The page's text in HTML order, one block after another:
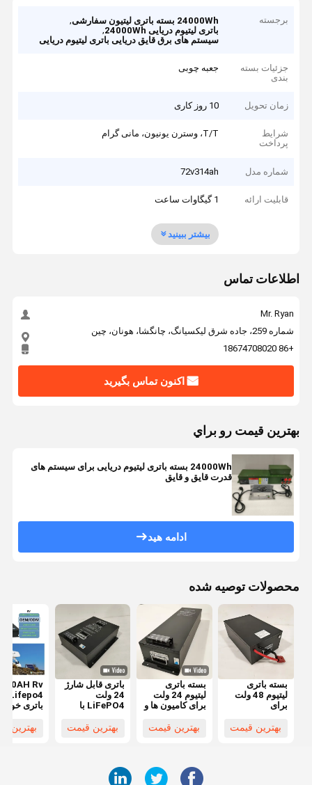
برجسته 24000Wh بسته باتری لیتیون سفارشی
,
باتری لیتیوم دریایی 24000Wh
,
سیستم های برق قایق دریایی باتری لیتیوم دریایی
جزئیات بسته
بندی
جعبه چوبی
زمان تحویل 10 روز کاری
شرایط
پرداخت
T/T، وسترن یونیون، مانی گرام
شماره مدل 72v314ah
قابلیت ارائه 1 گیگاوات ساعت
بیشتر ببینید
اطلاعات تماس
Mr. Ryan
شماره 259، جاده شرق لیکسیانگ، چانگشا، هونان، چین
+86 18674708020
اکنون تماس بگیرید
بهترين قيمت رو براي
24000Wh بسته باتری لیتیوم دریایی برای سیستم های
قدرت قایق و قایق
ادامه هید
محصولات توصیه شده
بسته باتری
لیتیوم 48 ولت
برای
پوند سبک وزن
بهترین قیمت
بسته باتری
لیتیوم 24 ولت
برای کامیون ها و
بهترین قیمت
باتری قابل شارژ
24 ولت
LiFePO4 با
قدرت ایمن و
طولانی مدت
بهترین قیمت
باتری
5120Wh
سفارشی
بهترین